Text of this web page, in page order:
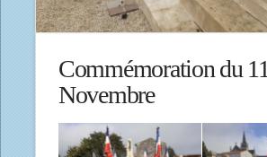
Commémoration du 11
Novembre